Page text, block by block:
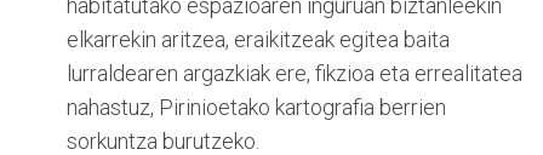
elkarrekin aritzea, eraikitzeak egitea baita
lurraldearen argazkiak ere, fikzioa eta errealitatea
nahastuz, Pirinioetako kartografia berrien
sorkuntza burutzeko.